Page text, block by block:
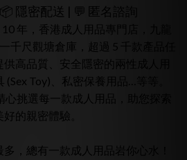
隱密配送 | 💬 匿名諮詢
10 年，香港成人用品專門店，九龍
千尺觀塘倉庫，超過 5 千款產品任
供高品質、安全隱密的兩性成人用
(Sex Toy)、私密保養用品…等等。
心挑選每一款成人用品，助您探索
好的親密體驗。
多，總有一款成人用品岩你心水！